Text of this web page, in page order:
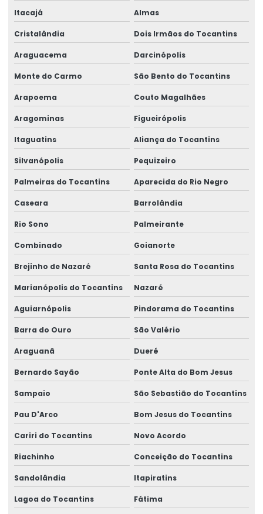
Itacajá Almas
Cristalândia Dois Irmãos do Tocantins
Araguacema Darcinópolis
Monte do Carmo São Bento do Tocantins
Arapoema Couto Magalhães
Aragominas Figueirópolis
Itaguatins Aliança do Tocantins
Silvanópolis Pequizeiro
Palmeiras do Tocantins Aparecida do Rio Negro
Caseara Barrolândia
Rio Sono Palmeirante
Combinado Goianorte
Brejinho de Nazaré Santa Rosa do Tocantins
Marianópolis do Tocantins Nazaré
Aguiarnópolis Pindorama do Tocantins
Barra do Ouro São Valério
Araguanã Dueré
Bernardo Sayão Ponte Alta do Bom Jesus
Sampaio São Sebastião do Tocantins
Pau D'Arco Bom Jesus do Tocantins
Cariri do Tocantins Novo Acordo
Riachinho Conceição do Tocantins
Sandolândia Itapiratins
Lagoa do Tocantins Fátima